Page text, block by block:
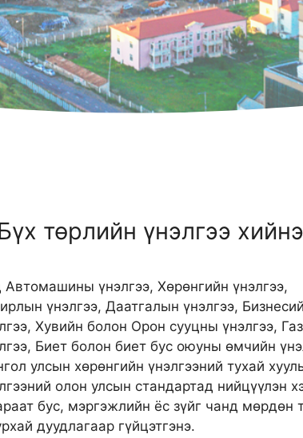
төрлийн үнэлгээ хийнэ
Автомашины үнэлгээ, Хөрөнгийн үнэлгээ,
үнэлгээ, Даатгалын үнэлгээ,
Хувийн болон Орон сууцны үнэлгээ,
Биет болон биет бус оюуны өмчийн
улсын хөрөнгийн үнэлгээний тухай
олон улсын стандартад нийцүүлэн
бус, мэргэжлийн ёс зүйг чанд мөрдөн
дуудлагаар гүйцэтгэнэ.